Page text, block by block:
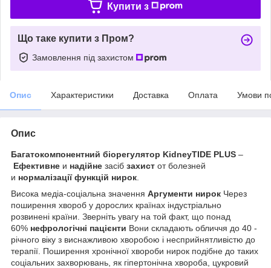
Купити з
Що таке купити з Пром?
Замовлення під захистом
Опис Характеристики Доставка Оплата Умови
Опис
Багатокомпонентний біорегулятор KidneyTIDE PLUS –
Ефективне и надійне засіб захист от болезней
и нормалізації функцій нирок
Висока медіа-соціальна значення Аргументи нирок Через
поширення хвороб у дорослих країнах індустріально
розвинені країни. Зверніть увагу на той факт, що понад
60% нефрологічні пацієнти Вони складають обличчя до 40 -
річного віку з виснажливою хворобою і несприйнятливістю до
терапії. Поширення хронічної хвороби нирок подібне до таких
соціальних захворювань, як гіпертонічна хвороба, цукровий